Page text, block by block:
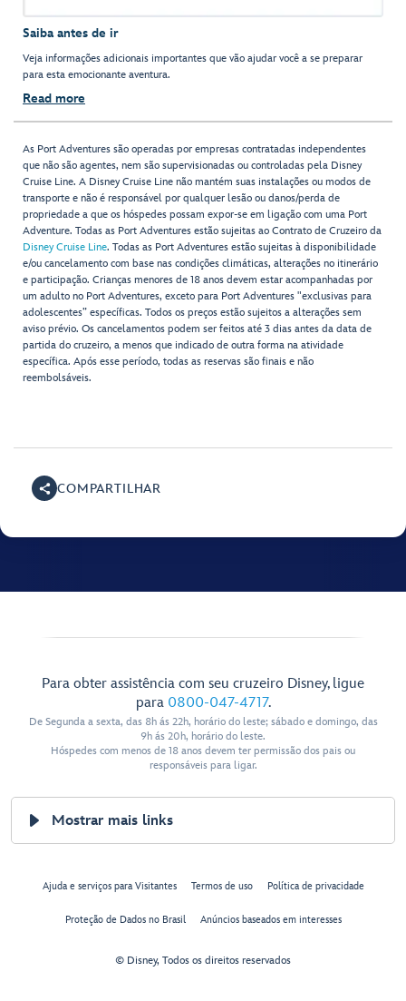
Saiba antes de ir
Veja informações adicionais importantes que vão ajudar você a se preparar
para esta emocionante aventura.
Read more
As Port Adventures são operadas por empresas contratadas independentes
que não são agentes, nem são supervisionadas ou controladas pela Disney
Cruise Line. A Disney Cruise Line não mantém suas instalações ou modos de
transporte e não é responsável por qualquer lesão ou danos/perda de
propriedade a que os hóspedes possam expor-se em ligação com uma Port
Adventure. Todas as Port Adventures estão sujeitas ao Contrato de Cruzeiro da
Disney Cruise Line. Todas as Port Adventures estão sujeitas à disponibilidade
e/ou cancelamento com base nas condições climáticas, alterações no itinerário
e participação. Crianças menores de 18 anos devem estar acompanhadas por
um adulto no Port Adventures, exceto para Port Adventures "exclusivas para
adolescentes” específicas. Todos os preços estão sujeitos a alterações sem
aviso prévio. Os cancelamentos podem ser feitos até 3 dias antes da data de
partida do cruzeiro, a menos que indicado de outra forma na atividade
específica. Após esse período, todas as reservas são finais e não
reembolsáveis.
COMPARTILHAR
Para obter assistência com seu cruzeiro Disney, ligue
para 0800-047-4717.
De Segunda a sexta, das 8h ás 22h, horário do leste; sábado e domingo, das
9h ás 20h, horário do leste.
Hóspedes com menos de 18 anos devem ter permissão dos pais ou
responsáveis para ligar.
Mostrar mais links
Ajuda e serviços para Visitantes Termos de uso Política de privacidade
Proteção de Dados no Brasil Anúncios baseados em interesses
© Disney, Todos os direitos reservados